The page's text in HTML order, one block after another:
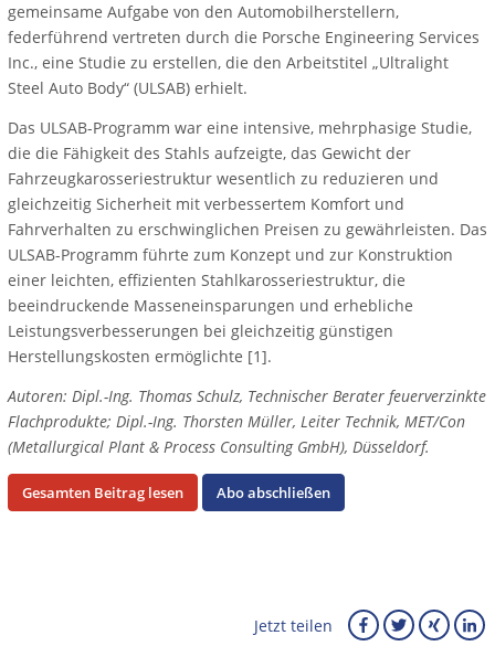
gemeinsame Aufgabe von den Automobilherstellern,
federführend vertreten durch die Porsche Engineering Services
Inc., eine Studie zu erstellen, die den Arbeitstitel „Ultralight
Steel Auto Body“ (ULSAB) erhielt.
Das ULSAB-Programm war eine intensive, mehrphasige Studie,
die die Fähigkeit des Stahls aufzeigte, das Gewicht der
Fahrzeugkarosseriestruktur wesentlich zu reduzieren und
gleichzeitig Sicherheit mit verbessertem Komfort und
Fahrverhalten zu erschwinglichen Preisen zu gewährleisten. Das
ULSAB-Programm führte zum Konzept und zur Konstruktion
einer leichten, effizienten Stahlkarosseriestruktur, die
beeindruckende Masseneinsparungen und erhebliche
Leistungsverbesserungen bei gleichzeitig günstigen
Herstellungskosten ermöglichte [1].
Autoren: Dipl.-Ing. Thomas Schulz, Technischer Berater feuerverzinkte
Flachprodukte; Dipl.-Ing. Thorsten Müller, Leiter Technik, MET/Con
(Metallurgical Plant & Process Consulting GmbH), Düsseldorf.
Gesamten Beitrag lesen Abo abschließen
Jetzt teilen